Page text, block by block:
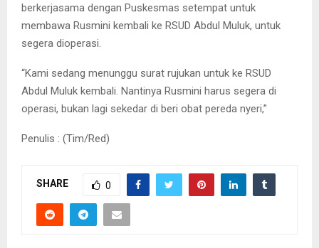
berkerjasama dengan Puskesmas setempat untuk
membawa Rusmini kembali ke RSUD Abdul Muluk, untuk
segera dioperasi.
“Kami sedang menunggu surat rujukan untuk ke RSUD
Abdul Muluk kembali. Nantinya Rusmini harus segera di
operasi, bukan lagi sekedar di beri obat pereda nyeri,”
Penulis : (Tim/Red)
SHARE 0